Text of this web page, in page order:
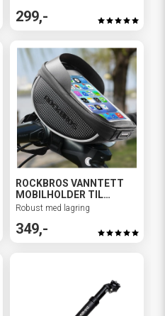
299,-
ROCKBROS VANNTETT
MOBILHOLDER TIL
STYRET MED
Robust med lagring
349,-